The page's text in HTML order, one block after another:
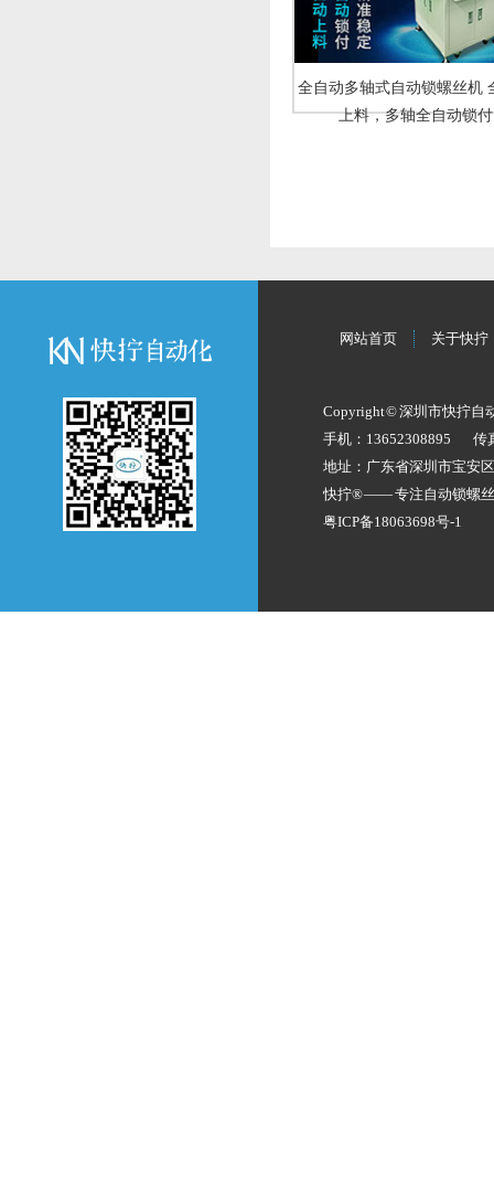
全自动多轴式自动锁螺丝机
上料，多轴全自动锁付
网站首页 关于快拧
Copyright © 深圳市快拧自
手机：13652308895
传
地址：广东省深圳市宝安
快拧® —— 专注自动锁螺
粤ICP备18063698号-1